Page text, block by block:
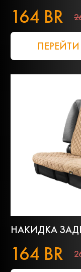
164 BR
ПЕРЕЙТИ
НАКИДКА
164 BR